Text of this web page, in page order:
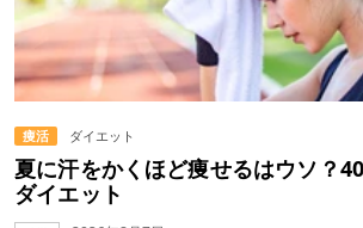
痩活 ダイエット
夏に汗をかくほど痩せるはウソ？
ダイエット